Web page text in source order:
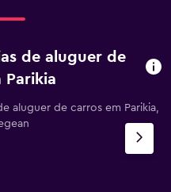
de aluguer de
Parikia
aluguer de carros em Parikia,